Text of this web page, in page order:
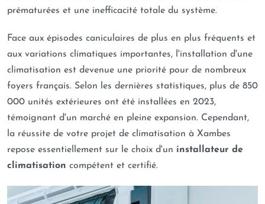
prématurées et une inefficacité totale du système.
Face aux épisodes caniculaires de plus en plus fréquents et
aux variations climatiques importantes, l'installation d'une
climatisation est devenue une priorité pour de nombreux
foyers français. Selon les dernières statistiques, plus de 850
000 unités extérieures ont été installées en 2023,
témoignant d'un marché en pleine expansion. Cependant,
la réussite de votre projet de climatisation à Xambes
repose essentiellement sur le choix d'un installateur de
climatisation compétent et certifié.